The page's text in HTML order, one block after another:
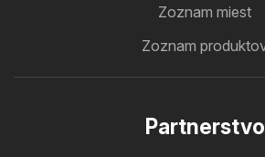
Zoznam miest
Zoznam
Partnerstvo